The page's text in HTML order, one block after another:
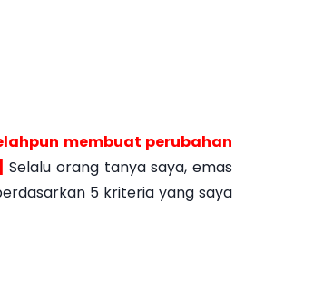
membuat perubahan
Selalu orang tanya saya, emas
5 kriteria yang saya